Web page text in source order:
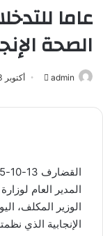
عاما
الصحة
admin
أرسل
إلكترونيا
أكتوبر 13, 2025
المدير العام
الوزير المكلف،
الإنجابية الذي